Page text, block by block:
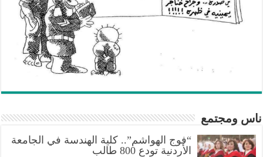
ناس ومجتمع
“فوج الهواشم”.. كلية الهندسة في الجامعة
الأردنية تودع 800 طالب